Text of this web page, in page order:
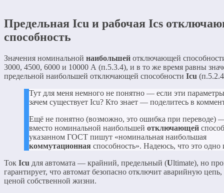
Предельная Icu и рабочая Ics
способность
Значения номинальной наибольшей отключающей
3000, 4500, 6000 и 10000 А (п.5.3.4), и в то же время равны
предельной наибольшей отключающей способности Icu
Тут для меня немного не понятно — если эти
зачем существует Icu? Кто знает — поделитесь в
Ещё не понятно (возможно, это ошибка при переводе)
вместо номинальной наибольшей отключающей
указанном ГОСТ пишут «номинальная наибольшая
коммутационная способность». Надеюсь, что это одно
Ток Icu для автомата — крайний, предельный (Ultimate), но
гарантирует, что автомат безопасно отключит аварийную
ценой собственной жизни.